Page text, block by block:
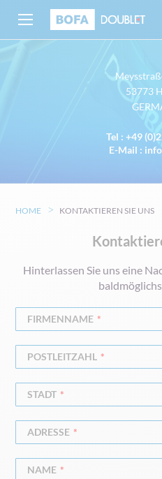
53773
Tel : +49
E-Mail :
HOME KONTAKTIEREN SIE UNS
Hinterlassen Sie uns eine
FIRMENNAME
POSTLEITZAHL
STADT
ADRESSE
NAME